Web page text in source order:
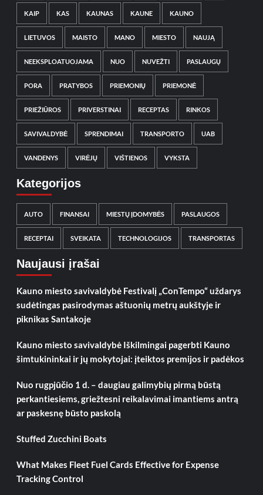
KAIP KAS KAUNAS KAUNE KAUNO
LIETUVOS MAISTO MANO MIESTO NAUJĄ
NEEKSPLOATUOJAMA NUO NUVEŽTI PASLAUGŲ
PORA PRATYBOS PRIEMONIŲ PRIEMONĖ
PRIEŽIŪROS PRIVERSTINAI RECEPTAS RINKOS
SAVIVALDYBĖ SPRENDIMAI TRANSPORTO UAB
VANDENYS VIRĖJŲ VIŠTIENOS VYKSTA
Kategorijos
AUTO FINANSAI MIESTŲ ĮDOMYBĖS PASLAUGOS
RECEPTAI SVEIKATA TECHNOLOGIJOS TRANSPORTAS
Naujausi įrašai
Kauno miesto savivaldybė Festivalį „ConTempo“ uždarys
sudėtingas pasirodymas aštuonių metrų aukštyje ir
piknikas Santakoje
Kauno miesto savivaldybė Iškilmingai pagerbti Kauno
šimtukininkai ir jų mokytojai: įteiktos premijos ir padėkos
Nuo rugpjūčio 1 d. – daugiau galimybių pirmą būstą
perkantiesiems, griežtesni reikalavimai imantiems antrą
ar paskesnę būsto paskolą
Stuffed Zucchini Boats
What Makes Fleet Fuel Cards Effective for Expense
Tracking Control